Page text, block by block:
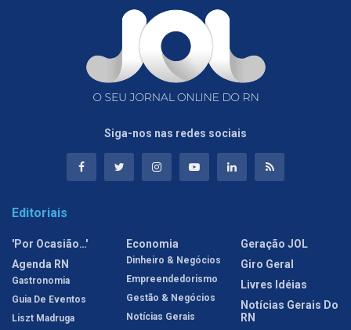
Siga-nos nas redes sociais
Editoriais
'Por Ocasião…'
Agenda RN
Gastronomia
Guia De Eventos
Liszt Madruga
Economia
Dinheiro & Negócios
Empreendedorismo
Gestão & Negócios
Notícias Gerais
Geração JOL
Giro Geral
Livres Idéias
Notícias Gerais Do
RN